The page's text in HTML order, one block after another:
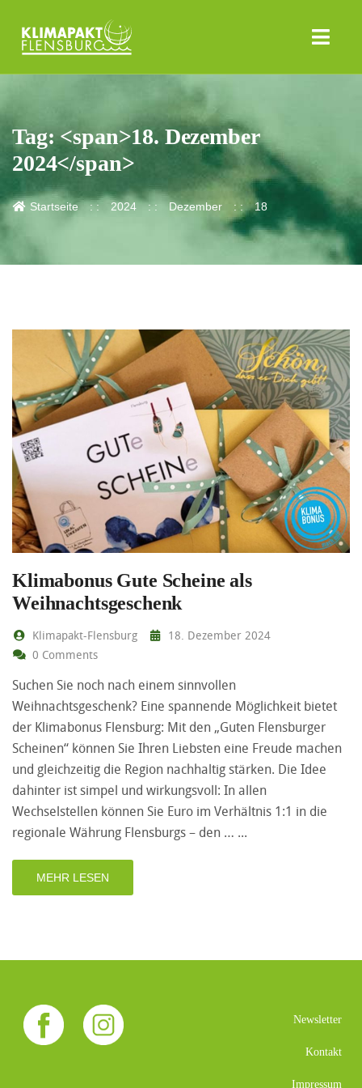
Tag: <span>18. Dezember
2024</span>
Startseite 2024 Dezember 18
Klimabonus Gute Scheine als
Weihnachtsgeschenk
Klimapakt-Flensburg
18. Dezember 2024
0 Comments
Suchen Sie noch nach einem sinnvollen
Weihnachtsgeschenk? Eine spannende Möglichkeit bietet
der Klimabonus Flensburg: Mit den „Guten Flensburger
Scheinen“ können Sie Ihren Liebsten eine Freude machen
und gleichzeitig die Region nachhaltig stärken. Die Idee
dahinter ist simpel und wirkungsvoll: In allen
Wechselstellen können Sie Euro im Verhältnis 1:1 in die
regionale Währung Flensburgs – den …
MEHR LESEN
Newsletter
Kontakt
Impressum